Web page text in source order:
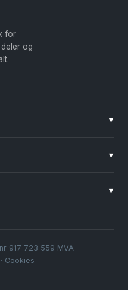
for
og
▾
▾
▾
917 723 559 MVA
· Cookies